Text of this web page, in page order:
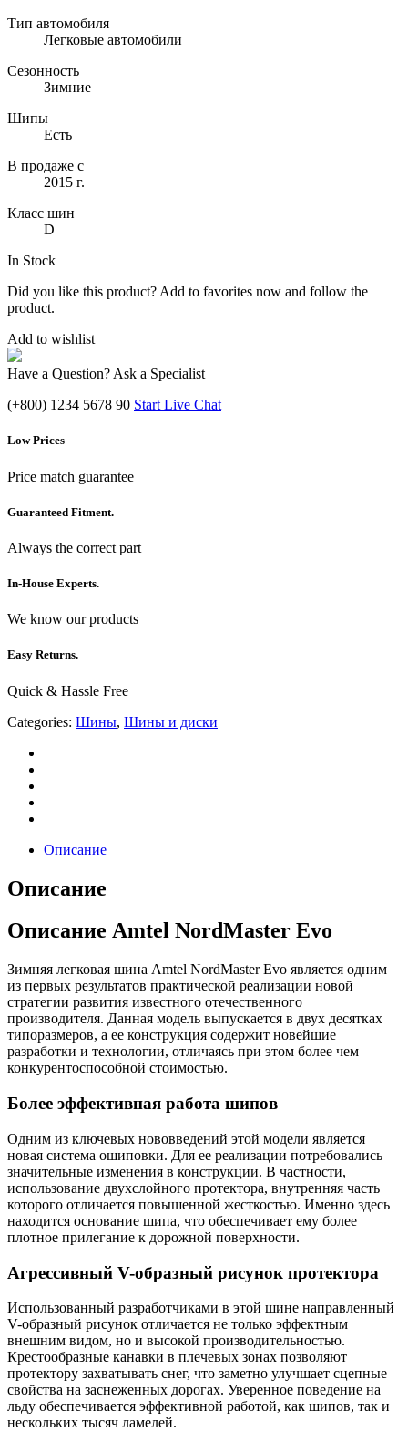
Тип автомобиля
Легковые автомобили
Сезонность
Зимние
Шипы
Есть
В продаже с
2015 г.
Класс шин
D
In Stock
Did you like this product? Add to favorites now and follow the
product.
Add to wishlist
Have a Question? Ask a Specialist
(+800) 1234 5678 90 Start Live Chat
Low Prices
Price match guarantee
Guaranteed Fitment.
Always the correct part
In-House Experts.
We know our products
Easy Returns.
Quick & Hassle Free
Categories: Шины, Шины и диски
Описание
Описание
Описание Amtel NordMaster Evo
Зимняя легковая шина Amtel NordMaster Evo является одним
из первых результатов практической реализации новой
стратегии развития известного отечественного
производителя. Данная модель выпускается в двух десятках
типоразмеров, а ее конструкция содержит новейшие
разработки и технологии, отличаясь при этом более чем
конкурентоспособной стоимостью.
Более эффективная работа шипов
Одним из ключевых нововведений этой модели является
новая система ошиповки. Для ее реализации потребовались
значительные изменения в конструкции. В частности,
использование двухслойного протектора, внутренняя часть
которого отличается повышенной жесткостью. Именно здесь
находится основание шипа, что обеспечивает ему более
плотное прилегание к дорожной поверхности.
Агрессивный V-образный рисунок протектора
Использованный разработчиками в этой шине направленный
V-образный рисунок отличается не только эффектным
внешним видом, но и высокой производительностью.
Крестообразные канавки в плечевых зонах позволяют
протектору захватывать снег, что заметно улучшает сцепные
свойства на заснеженных дорогах. Уверенное поведение на
льду обеспечивается эффективной работой, как шипов, так и
нескольких тысяч ламелей.